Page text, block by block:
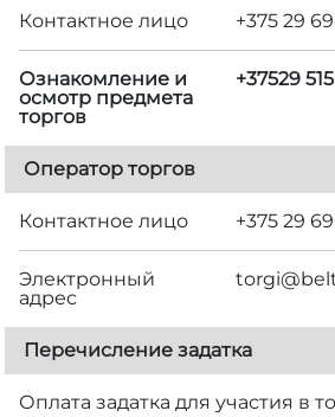
Контактное лицо +375 29
Ознакомление и
осмотр предмета
торгов
+37529
Оператор торгов
Контактное лицо +375 29
Электронный
адрес
Перечисление задатка
Оплата задатка для участия в